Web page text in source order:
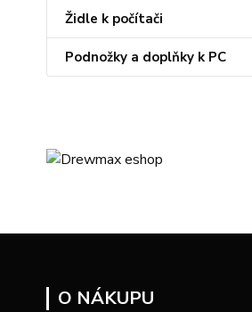
Židle k počítači
Podnožky a doplňky k PC
O NÁKUPU